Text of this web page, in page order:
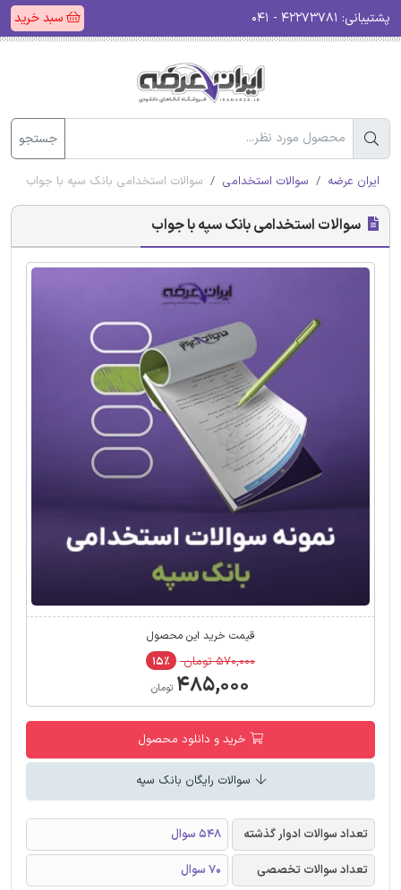
پشتیبانی: سبد خرید
جستجو
ایران عرضه سوالات استخدامی سوالات استخدامی بانک سپه با جواب
سوالات استخدامی بانک سپه با جواب
قیمت خرید این محصول
۵۷۰,۰۰۰ تومان ۱۵٪
۴۸۵,۰۰۰ تومان
خرید و دانلود محصول
سوالات رایگان بانک سپه
تعداد سوالات ادوار گذشته
548 سوال
تعداد سوالات تخصصی
70 سوال